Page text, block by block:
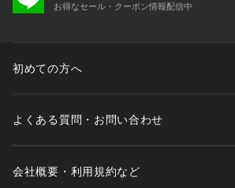
お得なセール・クーポン情報配信中
初めての方へ
よくある質問・お問い合わせ
会社概要・利用規約など